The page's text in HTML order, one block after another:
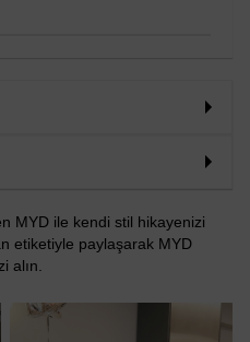
MYD ile kendi stil hikayenizi
etiketiyle paylaşarak MYD
alın.